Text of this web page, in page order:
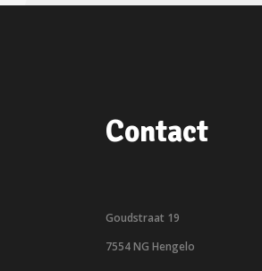
Contact
Goudstraat 19
7554 NG Hengelo